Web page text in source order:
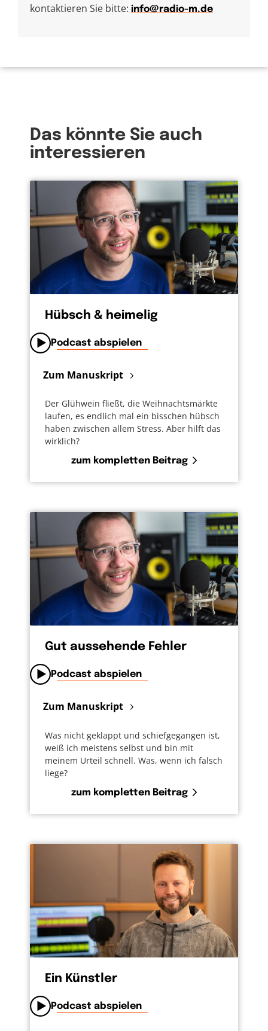
kontaktieren Sie bitte: info@radio-m.de
Das könnte Sie auch
interessieren
Hübsch & heimelig
Podcast abspielen
Zum Manuskript
Der Glühwein fließt, die Weihnachtsmärkte
laufen, es endlich mal ein bisschen hübsch
haben zwischen allem Stress. Aber hilft das
wirklich?
zum kompletten Beitrag
Gut aussehende Fehler
Podcast abspielen
Zum Manuskript
Was nicht geklappt und schiefgegangen ist,
weiß ich meistens selbst und bin mit
meinem Urteil schnell. Was, wenn ich falsch
liege?
zum kompletten Beitrag
Ein Künstler
Podcast abspielen